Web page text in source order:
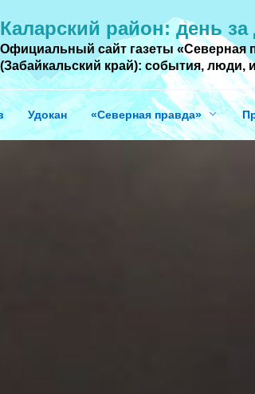
Каларский район: день за
Официальный сайт газеты «Северная
(Забайкальский край): события, люди,
Удокан «Северная правда»